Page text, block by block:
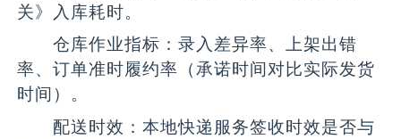
关》入库耗时。
仓库作业指标：录入差异率、上架出错
率、订单准时履约率（承诺时间对比实际发货
时间）。
配送时效：本地快递服务签收时效是否与